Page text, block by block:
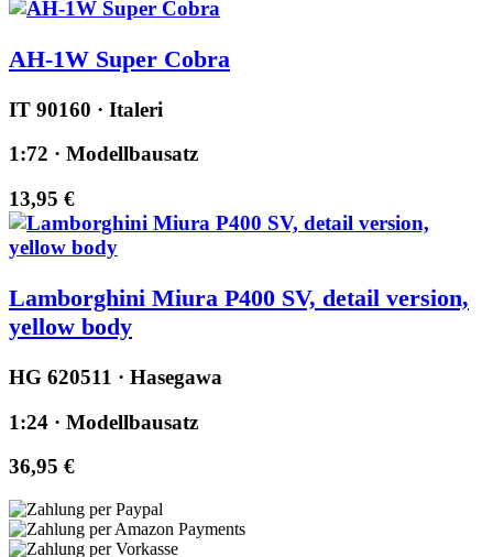
AH-1W Super Cobra
IT 90160 · Italeri
1:72 · Modellbausatz
13,95 €
Lamborghini Miura P400 SV, detail version,
yellow body
HG 620511 · Hasegawa
1:24 · Modellbausatz
36,95 €